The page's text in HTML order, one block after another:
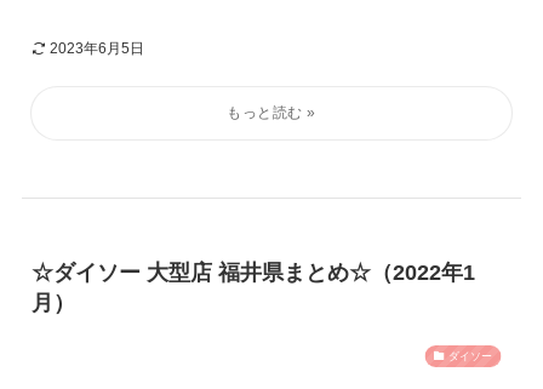
2023年6月5日
☆ダイソー 大型店 福井県まとめ☆（2022年1
月）
ダイソー